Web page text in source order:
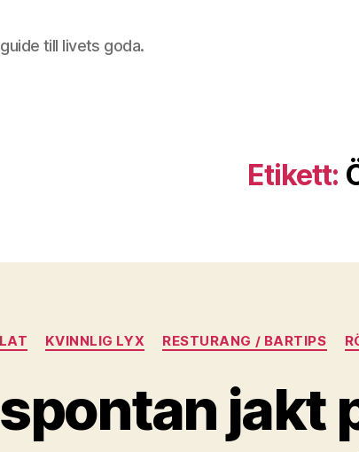
guide till livets goda.
Etikett:
KVINNLIG LYX RESTURANG / BARTIPS
jakt